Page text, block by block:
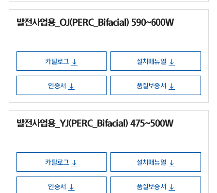
발전사업용_OJ(PERC_Bifacial) 590~600W
카탈로그 설치매뉴얼
인증서 품질보증서
발전사업용_YJ(PERC_Bifacial) 475~500W
카탈로그 설치매뉴얼
인증서 품질보증서